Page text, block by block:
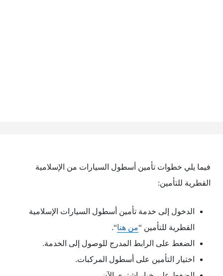
فيما يلي خطوات تأمين أسطول السيارات من الإسلامية
القطرية للتأمين:
الدخول إلى خدمة تأمين أسطول السيارات الإسلامية
القطرية للتأمين “من هنا“.
الضغط على الرابط المدرج للوصول إلى الخدمة.
اختيار التأمين على أسطول المركبات.